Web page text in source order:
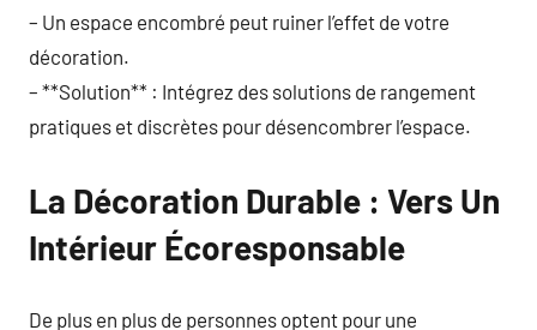
– Un espace encombré peut ruiner l’effet de votre
décoration.
– **Solution** : Intégrez des solutions de rangement
pratiques et discrètes pour désencombrer l’espace.
La Décoration Durable : Vers Un
Intérieur Écoresponsable
De plus en plus de personnes optent pour une